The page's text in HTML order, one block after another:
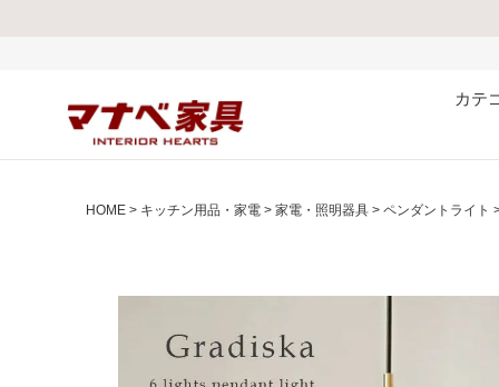
カテ
HOME キッチン用品・家電 家電・照明器具 ペンダントライト